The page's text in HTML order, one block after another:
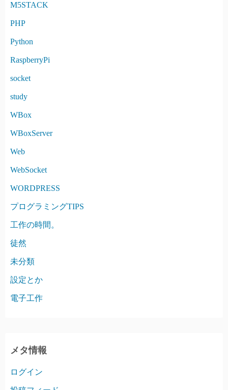
M5STACK
PHP
Python
RaspberryPi
socket
study
WBox
WBoxServer
Web
WebSocket
WORDPRESS
プログラミングTIPS
工作の時間。
徒然
未分類
設定とか
電子工作
メタ情報
ログイン